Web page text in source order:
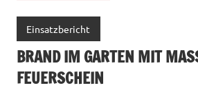
Einsatzbericht
BRAND IM GARTEN MIT
FEUERSCHEIN